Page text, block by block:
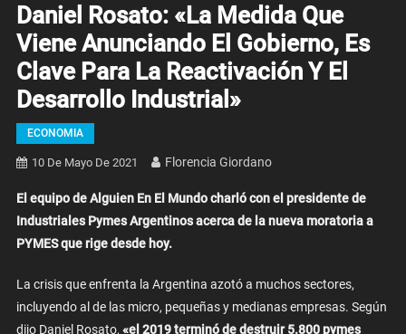
Daniel Rosato: «La Medida Que
Viene Anunciando El Gobierno, Es
Clave Para La Reactivación Y El
Desarrollo Industrial»
ECONOMIA
10 De Mayo De 2021 Florencia Giordano
El equipo de Alguien En El Mundo charló con el presidente de
Industriales Pymes Argentinos acerca de la nueva moratoria a
PYMES que rige desde hoy.
La crisis que enfrenta la Argentina azotó a muchos sectores,
incluyendo al de las micro, pequeñas y medianas empresas. Según
dijo Daniel Rosato, «el 2019 terminó de destruir 5.800 pymes